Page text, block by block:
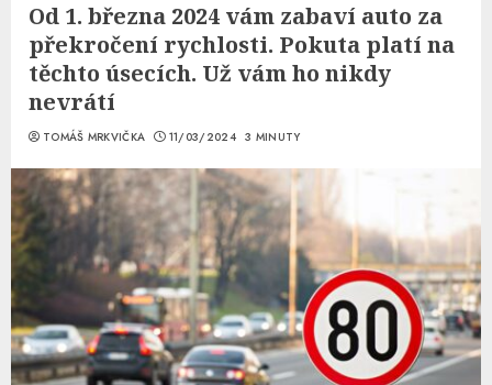
Od 1. března 2024 vám zabaví auto za
překročení rychlosti. Pokuta platí na
těchto úsecích. Už vám ho nikdy
nevrátí
TOMÁŠ MRKVIČKA 11/03/2024 3 MINUTY